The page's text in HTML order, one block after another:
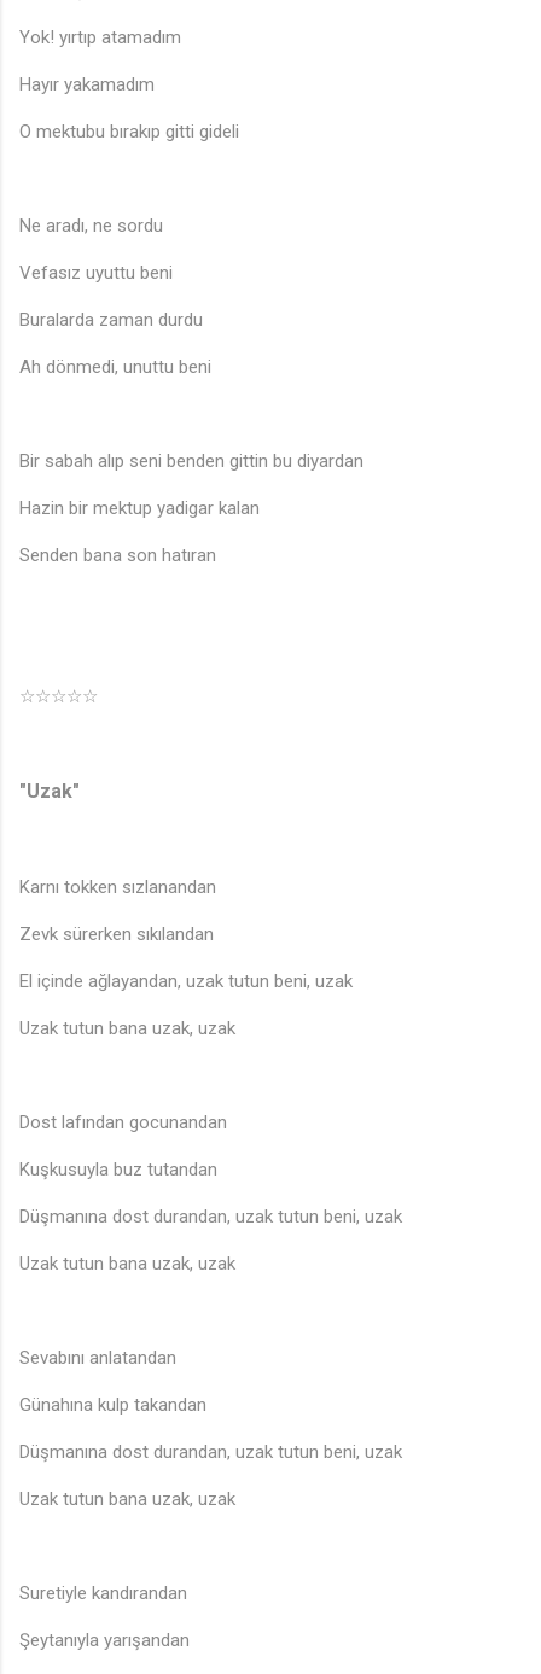
Yok! yırtıp atamadım
Hayır yakamadım
O mektubu bırakıp gitti gideli
Ne aradı, ne sordu
Vefasız uyuttu beni
Buralarda zaman durdu
Ah dönmedi, unuttu beni
Bir sabah alıp seni benden gittin bu diyardan
Hazin bir mektup yadigar kalan
Senden bana son hatıran
☆☆☆☆☆
"Uzak"
Karnı tokken sızlanandan
Zevk sürerken sıkılandan
El içinde ağlayandan, uzak tutun beni, uzak
Uzak tutun bana uzak, uzak
Dost lafından gocunandan
Kuşkusuyla buz tutandan
Düşmanına dost durandan, uzak tutun beni, uzak
Uzak tutun bana uzak, uzak
Sevabını anlatandan
Günahına kulp takandan
Düşmanına dost durandan, uzak tutun beni, uzak
Uzak tutun bana uzak, uzak
Suretiyle kandırandan
Şeytanıyla yarışandan